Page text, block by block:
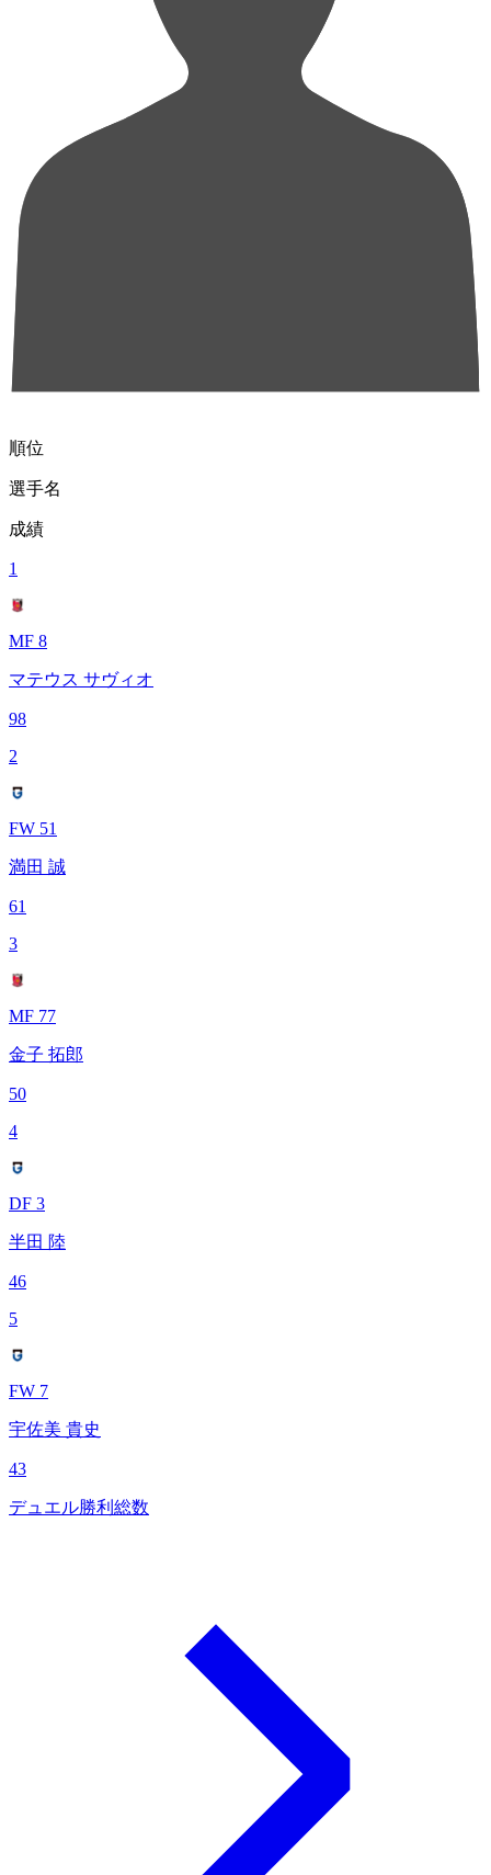
順位
選手名
成績
1
MF 8
マテウス サヴィオ
98
2
FW 51
満田 誠
61
3
MF 77
金子 拓郎
50
4
DF 3
半田 陸
46
5
FW 7
宇佐美 貴史
43
デュエル勝利総数